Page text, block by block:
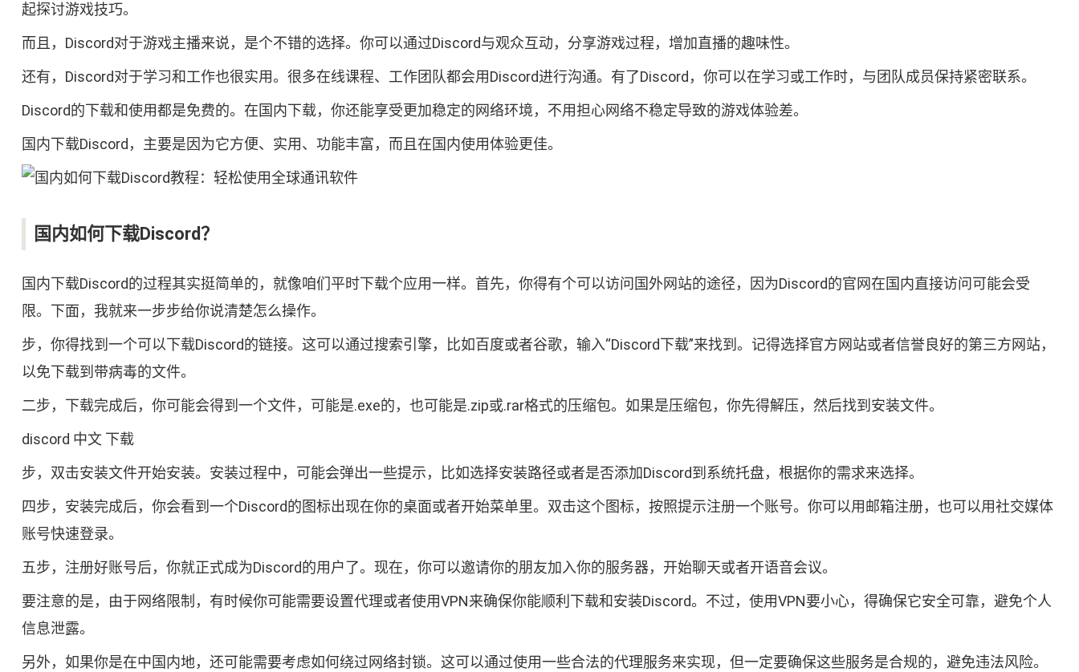
起探讨游戏技巧。
而且，Discord对于游戏主播来说，是个不错的选择。你可以通过Discord与观众互动，分享游戏过程，增加直播的趣味性。
还有，Discord对于学习和工作也很实用。很多在线课程、工作团队都会用Discord进行沟通。有了Discord，你可以在学习或工作时，与团队成员保持紧密联系。
Discord的下载和使用都是免费的。在国内下载，你还能享受更加稳定的网络环境，不用担心网络不稳定导致的游戏体验差。
国内下载Discord，主要是因为它方便、实用、功能丰富，而且在国内使用体验更佳。
国内如何下载Discord？
国内下载Discord的过程其实挺简单的，就像咱们平时下载个应用一样。首先，你得有个可以访问国外网站的途径，因为Discord的官网在国内直接访问可能会受
限。下面，我就来一步步给你说清楚怎么操作。
步，你得找到一个可以下载Discord的链接。这可以通过搜索引擎，比如百度或者谷歌，输入“Discord下载”来找到。记得选择官方网站或者信誉良好的第三方网站，
以免下载到带病毒的文件。
二步，下载完成后，你可能会得到一个文件，可能是.exe的，也可能是.zip或.rar格式的压缩包。如果是压缩包，你先得解压，然后找到安装文件。
discord 中文 下载
步，双击安装文件开始安装。安装过程中，可能会弹出一些提示，比如选择安装路径或者是否添加Discord到系统托盘，根据你的需求来选择。
四步，安装完成后，你会看到一个Discord的图标出现在你的桌面或者开始菜单里。双击这个图标，按照提示注册一个账号。你可以用邮箱注册，也可以用社交媒体
账号快速登录。
五步，注册好账号后，你就正式成为Discord的用户了。现在，你可以邀请你的朋友加入你的服务器，开始聊天或者开语音会议。
要注意的是，由于网络限制，有时候你可能需要设置代理或者使用VPN来确保你能顺利下载和安装Discord。不过，使用VPN要小心，得确保它安全可靠，避免个人
信息泄露。
另外，如果你是在中国内地，还可能需要考虑如何绕过网络封锁。这可以通过使用一些合法的代理服务来实现，但一定要确保这些服务是合规的，避免违法风险。